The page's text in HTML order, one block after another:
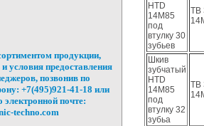
продукции,
условия предоставления
позвонив по
+7(495)921-41-18 или
электронной почте:
techno.com
HTD
14M85
под
втулку 30
зубьев
TB
Шкив
зубчатый
HTD
14M85
под
втулку 32
зубьа
TB